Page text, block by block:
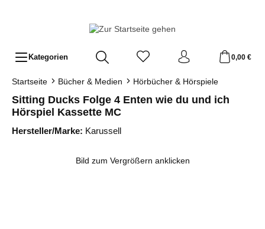
Kategorien 0,00 €
Startseite Bücher & Medien Hörbücher & Hörspiele
Sitting Ducks Folge 4 Enten wie du und ich
Hörspiel Kassette MC
Hersteller/Marke: Karussell
Bild zum Vergrößern anklicken